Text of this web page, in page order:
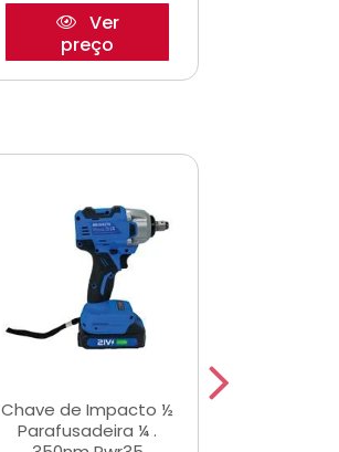
Ver
preço
Chave de Impacto ½
Parafusadeira ¼ .